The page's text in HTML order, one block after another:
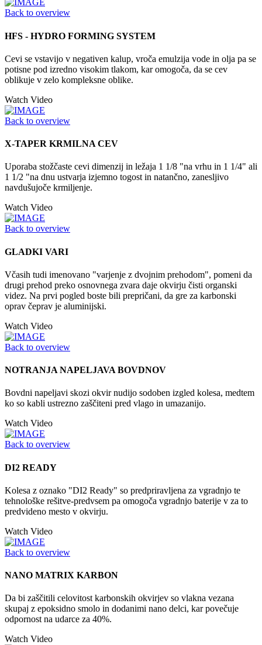
Back to overview
HFS - HYDRO FORMING SYSTEM
Cevi se vstavijo v negativen kalup, vroča emulzija vode in olja pa se
potisne pod izredno visokim tlakom, kar omogoča, da se cev
oblikuje v zelo kompleksne oblike.
Watch Video
Back to overview
X-TAPER KRMILNA CEV
Uporaba stožčaste cevi dimenzij in ležaja 1 1/8 "na vrhu in 1 1/4" ali
1 1/2 "na dnu ustvarja izjemno togost in natančno, zanesljivo
navdušujoče krmiljenje.
Watch Video
Back to overview
GLADKI VARI
Včasih tudi imenovano "varjenje z dvojnim prehodom", pomeni da
drugi prehod preko osnovnega zvara daje okvirju čisti organski
videz. Na prvi pogled boste bili prepričani, da gre za karbonski
oprav čeprav je aluminijski.
Watch Video
Back to overview
NOTRANJA NAPELJAVA BOVDNOV
Bovdni napeljavi skozi okvir nudijo sodoben izgled kolesa, medtem
ko so kabli ustrezno zaščiteni pred vlago in umazanijo.
Watch Video
Back to overview
DI2 READY
Kolesa z oznako "DI2 Ready" so predpriravljena za vgradnjo te
tehnološke rešitve-predvsem pa omogoča vgradnjo baterije v za to
predvideno mesto v okvirju.
Watch Video
Back to overview
NANO MATRIX KARBON
Da bi zaščitili celovitost karbonskih okvirjev so vlakna vezana
skupaj z epoksidno smolo in dodanimi nano delci, kar povečuje
odpornost na udarce za 40%.
Watch Video